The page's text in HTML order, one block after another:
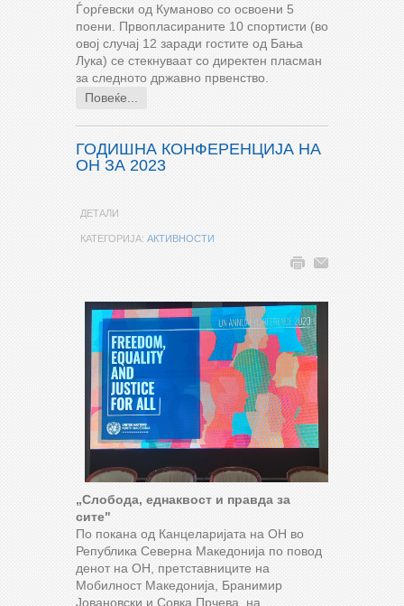
Ѓорѓевски од Куманово со освоени 5
поени. Првопласираните 10 спортисти (во
овој случај 12 заради гостите од Бања
Лука) се стекнуваат со директен пласман
за следното државно првенство.
Повеќе...
ГОДИШНА КОНФЕРЕНЦИЈА НА
ОН ЗА 2023
ДЕТАЛИ
КАТЕГОРИЈА: АКТИВНОСТИ
„Слобода, еднаквост и правда за
сите"
По покана од Канцеларијата на ОН во
Република Северна Македонија по повод
денот на ОН, претставниците на
Мобилност Македонија, Бранимир
Јовановски и Совка Прчева, на